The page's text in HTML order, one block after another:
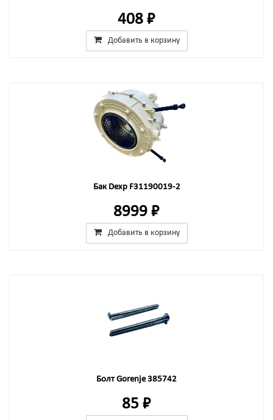
408 ₽
Добавить в корзину
Бак Dexp F31190019-2
8999 ₽
Добавить в корзину
Болт Gorenje 385742
85 ₽